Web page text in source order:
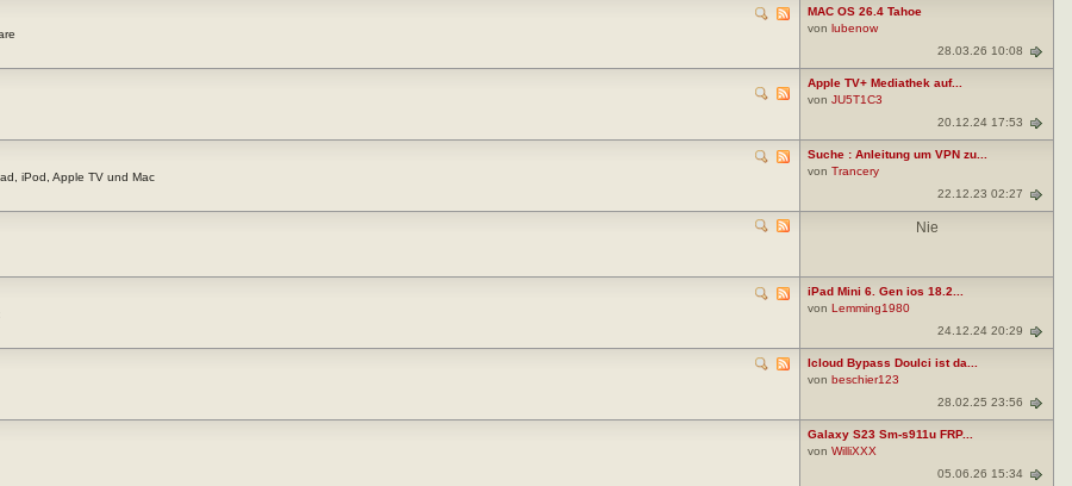
MAC OS 26.4 Tahoe
von lubenow
28.03.26 10:08
Apple TV+ Mediathek auf...
von JU5T1C3
20.12.24 17:53
iPod, Apple TV und Mac
Suche : Anleitung um VPN zu...
von Trancery
22.12.23 02:27
Nie
iPad Mini 6. Gen ios 18.2...
von Lemming1980
24.12.24 20:29
Icloud Bypass Doulci ist da...
von beschier123
28.02.25 23:56
Galaxy S23 Sm-s911u FRP...
von WilliXXX
05.06.26 15:34